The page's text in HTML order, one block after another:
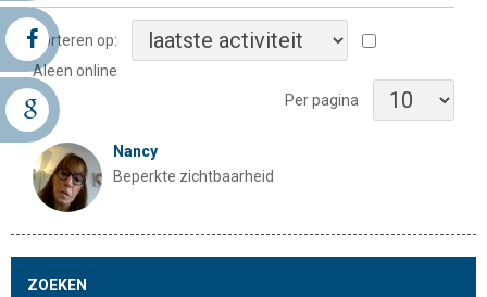
Sorteren op:
Aleen online
Per pagina
Nancy
Beperkte zichtbaarheid
ZOEKEN